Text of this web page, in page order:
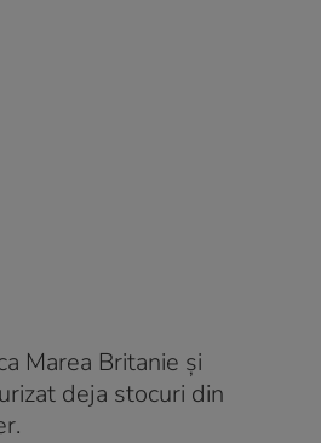
Marea Britanie și
deja stocuri din